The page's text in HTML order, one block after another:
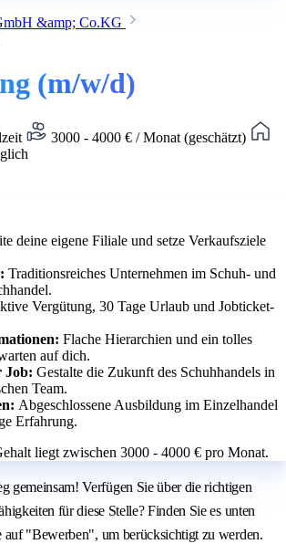
&amp; Co.KG
(m/w/d)
3000 - 4000 € / Monat (geschätzt)
deine eigene Filiale und setze Verkaufsziele
Traditionsreiches Unternehmen im Schuh- und
Vergütung, 30 Tage Urlaub und Jobticket-
Flache Hierarchien und ein tolles
auf dich.
Job: Gestalte die Zukunft des Schuhhandels in
Team.
Abgeschlossene Ausbildung im Einzelhandel
Erfahrung.
liegt zwischen 3000 - 4000 € pro Monat.
gemeinsam! Verfügen Sie über die richtigen
für diese Stelle? Finden Sie es unten
auf "Bewerben", um berücksichtigt zu werden.